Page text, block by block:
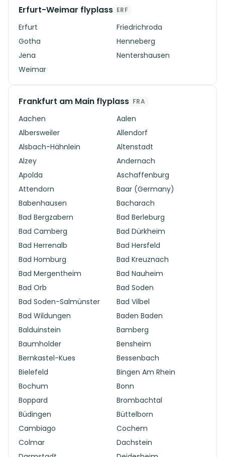
Erfurt-Weimar flyplass ERF
Erfurt
Friedrichroda
Gotha
Henneberg
Jena
Nentershausen
Weimar
Frankfurt am Main flyplass FRA
Aachen
Aalen
Albersweiler
Allendorf
Alsbach-Hähnlein
Altenstadt
Alzey
Andernach
Apolda
Aschaffenburg
Attendorn
Baar (Germany)
Babenhausen
Bacharach
Bad Bergzabern
Bad Berleburg
Bad Camberg
Bad Dürkheim
Bad Herrenalb
Bad Hersfeld
Bad Homburg
Bad Kreuznach
Bad Mergentheim
Bad Nauheim
Bad Orb
Bad Soden
Bad Soden-Salmünster
Bad Vilbel
Bad Wildungen
Baden Baden
Balduinstein
Bamberg
Baumholder
Bensheim
Bernkastel-Kues
Bessenbach
Bielefeld
Bingen Am Rhein
Bochum
Bonn
Boppard
Brombachtal
Büdingen
Büttelborn
Cambiago
Cochem
Colmar
Dachstein